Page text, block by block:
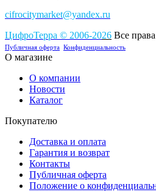
cifrocitymarket@yandex.ru
ЦифроТерра © 2006-2026 Все
Публичная оферта Конфиденциальность
О магазине
О компании
Новости
Каталог
Покупателю
Доставка и оплата
Гарантия и возврат
Контакты
Публичная оферта
Положение о